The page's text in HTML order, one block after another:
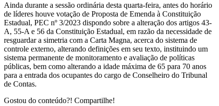
Ainda durante a sessão ordinária desta quarta-feira, antes do horário
de líderes houve votação de Proposta de Emenda à Constituição
Estadual, PEC nº 3/2023 dispondo sobre a alteração dos artigos 43-
A, 55-A e 56 da Constituição Estadual, em razão da necessidade de
resguardar a simetria com a Carta Magna, acerca do sistema de
controle externo, alterando definições em seu texto, instituindo um
sistema permanente de monitoramento e avaliação de políticas
públicas, bem como alterando a idade máxima de 65 para 70 anos
para a entrada dos ocupantes do cargo de Conselheiro do Tribunal
de Contas.
Gostou do conteúdo?! Compartilhe!